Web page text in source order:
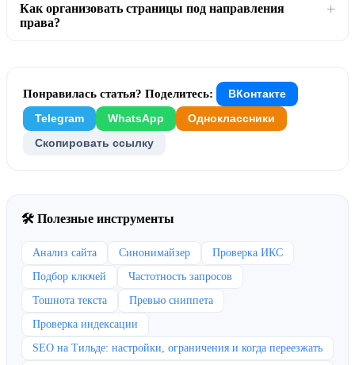
Как организовать страницы под направления
права?
Понравилась статья? Поделитесь: ВКонтакте
Telegram WhatsApp Одноклассники
Скопировать ссылку
🛠 Полезные инструменты
Анализ сайта Синонимайзер
Проверка ИКС
Подбор ключей
Частотность запросов
Тошнота текста
Превью сниппета
Проверка индексации
SEO на Тильде: настройки, ограничения и когда переезжать